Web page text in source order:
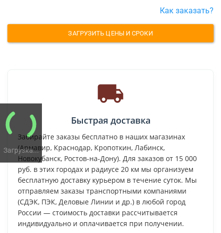
Загрузка...
Как заказать?
ЗАГРУЗИТЬ ЦЕНЫ И СРОКИ
Быстрая доставка
Забирайте заказы бесплатно в наших магазинах
(Армавир, Краснодар, Кропоткин, Лабинск,
Новокубанск, Ростов-на-Дону). Для заказов от 15 000
руб. в этих городах и радиусе 20 км мы организуем
бесплатную доставку курьером в течение суток. Мы
отправляем заказы транспортными компаниями
(СДЭК, ПЭК, Деловые Линии и др.) в любой город
России — стоимость доставки рассчитывается
индивидуально и оплачивается при получении.